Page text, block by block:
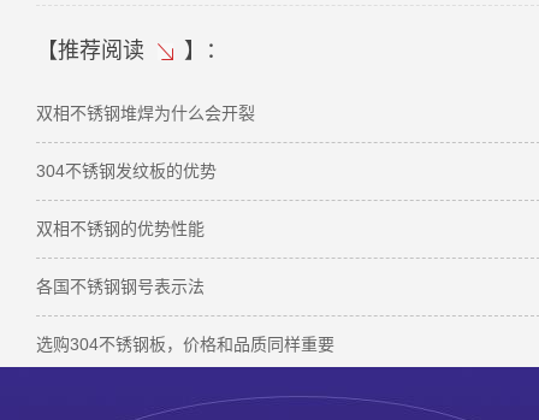
【推荐阅读 】：
双相不锈钢堆焊为什么会开裂
304不锈钢发纹板的优势
双相不锈钢的优势性能
各国不锈钢钢号表示法
选购304不锈钢板，价格和品质同样重要